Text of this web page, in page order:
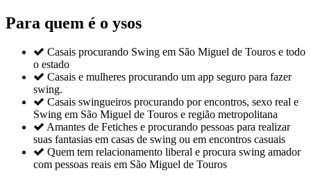
Para quem é o ysos
 Casais procurando Swing em São Miguel de Touros e todo
o estado
 Casais e mulheres procurando um app seguro para fazer
swing.
 Casais swingueiros procurando por encontros, sexo real e
Swing em São Miguel de Touros e região metropolitana
 Amantes de Fetiches e procurando pessoas para realizar
suas fantasias em casas de swing ou em encontros casuais
 Quem tem relacionamento liberal e procura swing amador
com pessoas reais em São Miguel de Touros